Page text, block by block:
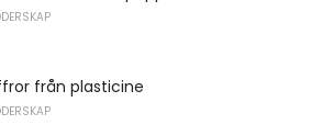
från plasticine